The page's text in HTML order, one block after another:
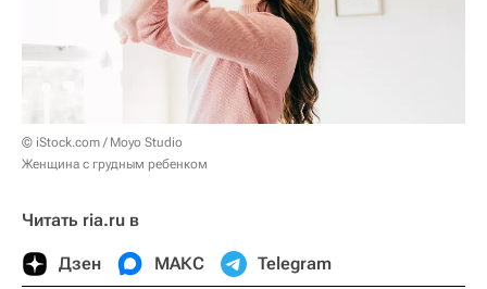
© iStock.com / Moyo Studio
Женщина с грудным ребенком
Читать ria.ru в
Дзен МАКС Telegram